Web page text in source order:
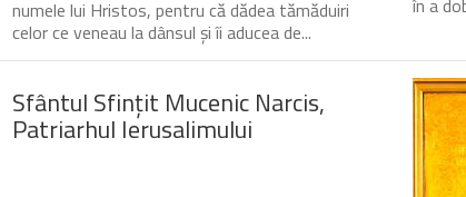
numele lui Hristos, pentru că dădea tămăduiri
celor ce veneau la dânsul și îi aducea de...
Sfântul Sfinţit Mucenic Narcis,
Patriarhul Ierusalimului